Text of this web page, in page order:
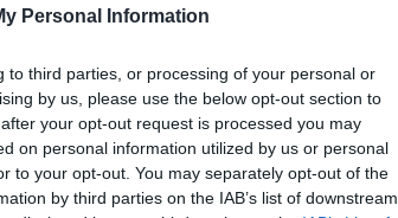
Personal Information
to third parties, or processing of your personal or
by us, please use the below opt-out section to
your opt-out request is processed you may
on personal information utilized by us or personal
to your opt-out. You may separately opt-out of the
by third parties on the IAB’s list of downstream
természetes határnak